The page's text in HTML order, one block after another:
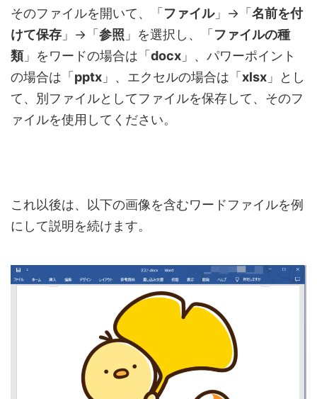
そのファイルを開いて、「 ファイル」→「 名前を付
けて保存 」→「 参照 」を選択し、「 ファイルの種
類」をワードの場合は「 docx 」、パワーポイント
の場合は「 pptx 」、エクセルの場合は「 xlsx 」とし
て、別ファイルとしてファイルを保存して、そのフ
ァイルを使用してください。
これ以後は、以下の画像を含むワードファイルを例
にして説明を続けます。